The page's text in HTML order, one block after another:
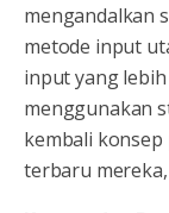
mengandalkan
metode input
input yang
menggunakan
kembali
terbaru mereka,